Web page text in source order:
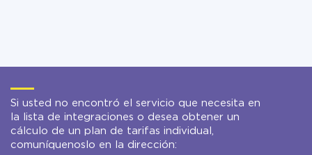
Si usted no encontró el servicio que necesita en
la lista de integraciones o desea obtener un
cálculo de un plan de tarifas individual,
comuníquenoslo en la dirección: